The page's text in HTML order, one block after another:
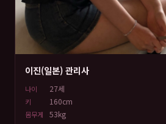
이진(일본) 관리사
나이 27세
키 160cm
몸무게 53kg